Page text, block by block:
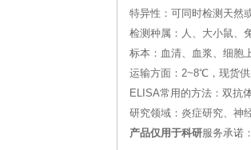
特异性：可同时检测天然
检测种属：人、大小鼠、
标本：血清、血浆、细胞
运输方面：2~8℃，现货
ELISA常用的方法：双抗
研究领域：炎症研究、神
产品仅用于科研服务承诺